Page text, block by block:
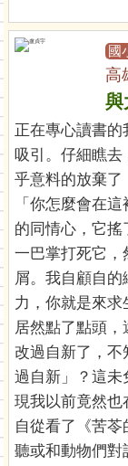
國
高
與
正在專心讀書
吸引。仔細瞧去
乎意料的放棄了
「你怎麼會在
的同情心，它
一巴掌打死它，
屑。我自顧自
力，你就是來求
居然點了點頭
改過自新了，不
過自新」？這未
現我以前竟然也
自從看了《苦
聽或和動物們對